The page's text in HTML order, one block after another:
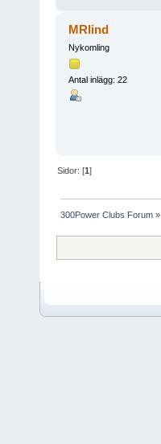
MRlind
Nykomling
Antal inlägg: 22
Sidor: [1]
300Power Clubs Forum »